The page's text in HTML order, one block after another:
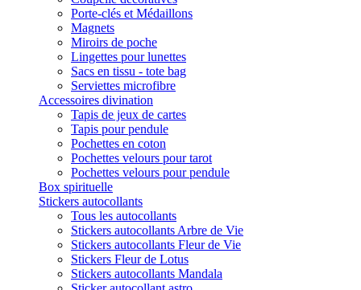
Porte-clés et Médaillons
Magnets
Miroirs de poche
Lingettes pour lunettes
Sacs en tissu - tote bag
Serviettes microfibre
Accessoires divination
Tapis de jeux de cartes
Tapis pour pendule
Pochettes en coton
Pochettes velours pour tarot
Pochettes velours pour pendule
Box spirituelle
Stickers autocollants
Tous les autocollants
Stickers autocollants Arbre de Vie
Stickers autocollants Fleur de Vie
Stickers Fleur de Lotus
Stickers autocollants Mandala